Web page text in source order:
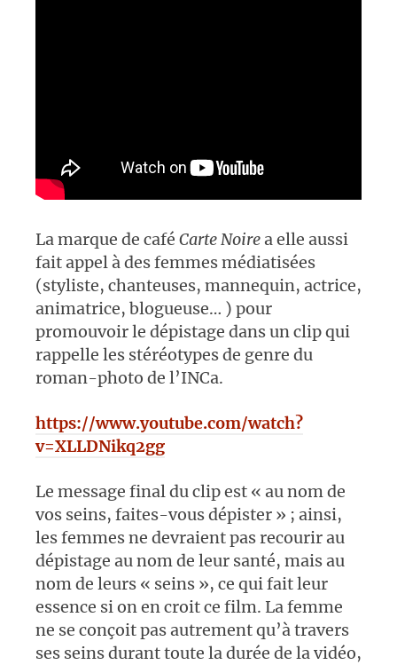
La marque de café Carte Noirea elle aussi
fait appel à des femmes médiatisées
(styliste, chanteuses, mannequin, actrice,
animatrice, blogueuse… ) pour
promouvoir le dépistage dans un clip qui
rappelle les stéréotypes de genre du
roman-photo de l’INCa.
https://www.youtube.com/watch?
v=XLLDNikq2gg
Le message final du clip est « au nom de
vos seins, faites-vous dépister » ; ainsi,
les femmes ne devraient pas recourir au
dépistage au nom de leur santé, mais au
nom de leurs « seins », ce qui fait leur
essence si on en croit ce film. La femme
ne se conçoit pas autrement qu’à travers
ses seins durant toute la durée de la vidéo,